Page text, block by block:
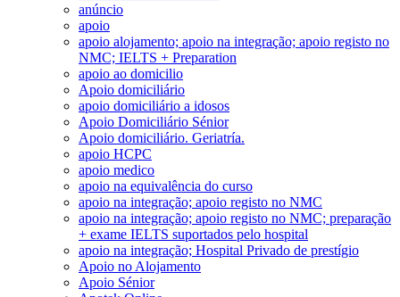
anúncio
apoio
apoio alojamento; apoio na integração; apoio registo no
NMC; IELTS + Preparation
apoio ao domicilio
Apoio domiciliário
apoio domiciliário a idosos
Apoio Domiciliário Sénior
Apoio domiciliário. Geriatría.
apoio HCPC
apoio medico
apoio na equivalência do curso
apoio na integração; apoio registo no NMC
apoio na integração; apoio registo no NMC; preparação
+ exame IELTS suportados pelo hospital
apoio na integração; Hospital Privado de prestígio
Apoio no Alojamento
Apoio Sénior